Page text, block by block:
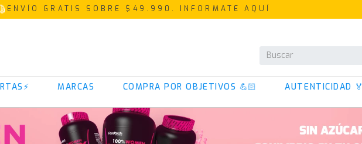
ENVÍO GRATIS SOBRE $49.990. INFORMATE AQUÍ
Buscar
MARCAS COMPRA POR OBJETIVOS 💪🏻 AUTENTICIDAD 🏅
TÉRMINOS MÁS BUSCADOS
2.
creatina
.
iso 100